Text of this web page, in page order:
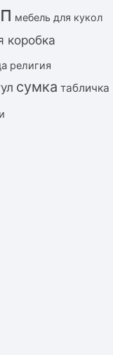
мебель для кукол
коробка
религия
сумка табличка